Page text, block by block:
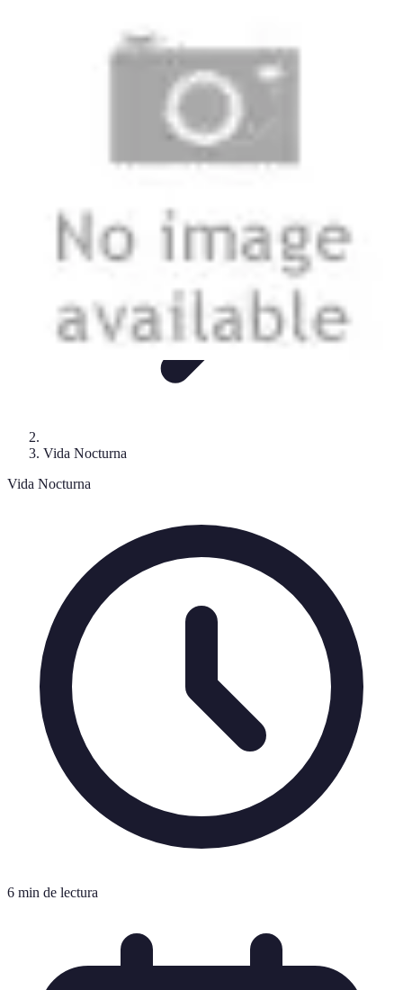
Alojamiento
Vida Nocturna
Vida Nocturna
6 min de lectura